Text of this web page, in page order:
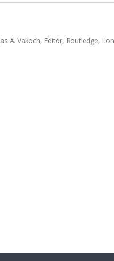
A. Vakoch, Editör, Routledge,